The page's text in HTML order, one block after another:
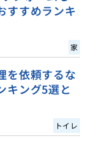
すすめランキ
家
を依頼するな
キング5選と
トイレ